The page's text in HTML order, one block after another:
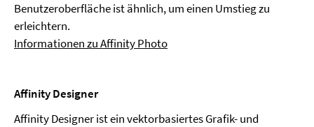
Benutzeroberfläche ist ähnlich, um einen Umstieg zu
erleichtern.
Informationen zu Affinity Photo
Affinity Designer
Affinity Designer ist ein vektorbasiertes Grafik- und